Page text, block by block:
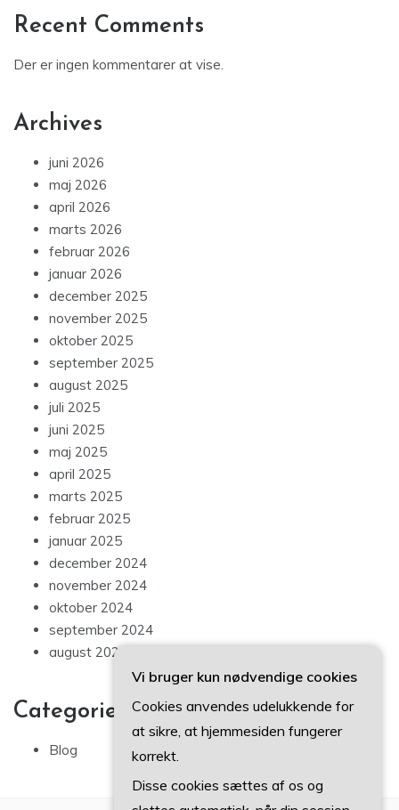
Recent Comments
Der er ingen kommentarer at vise.
Archives
juni 2026
maj 2026
april 2026
marts 2026
februar 2026
januar 2026
december 2025
november 2025
oktober 2025
september 2025
august 2025
juli 2025
juni 2025
maj 2025
april 2025
marts 2025
februar 2025
januar 2025
december 2024
november 2024
oktober 2024
september 2024
august 2024
Categories
Blog
Vi bruger kun nødvendige cookies
Cookies anvendes udelukkende for
at sikre, at hjemmesiden fungerer
korrekt.
Disse cookies sættes af os og